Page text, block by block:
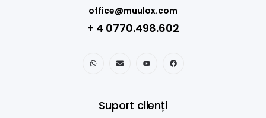
office@muulox.com
+ 4 0770.498.602
Suport clienți